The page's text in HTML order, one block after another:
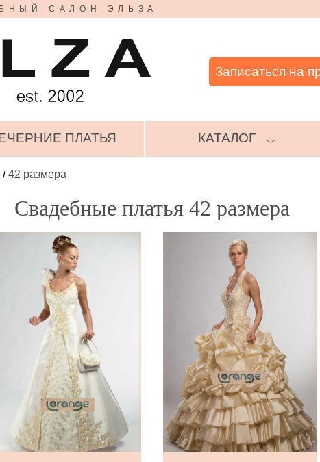
САЛОН ЭЛЬЗА
Записаться на
ПЛАТЬЯ КАТАЛОГ ﹀
/42 размера
Свадебные платья 42 размера